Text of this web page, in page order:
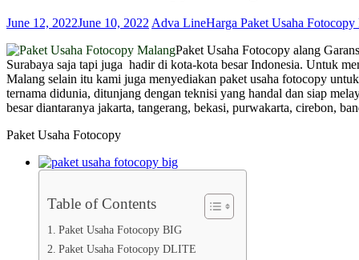
June 12, 2022June 10, 2022 Adva LineHarga Paket Usaha Fotocopy
Paket Usaha Fotocopy alang
Surabaya saja tapi juga hadir di kota-kota besar Indonesia. Untuk
Malang selain itu kami juga menyediakan paket usaha fotocopy
ternama didunia, ditunjang dengan teknisi yang handal dan siap
besar diantaranya jakarta, tangerang, bekasi, purwakarta, cirebon,
Paket Usaha Fotocopy
Table of Contents
Paket Usaha Fotocopy BIG
Paket Usaha Fotocopy DLITE